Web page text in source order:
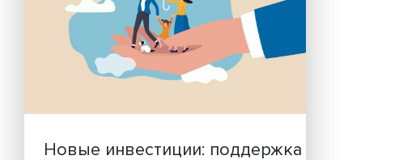
свыше
–
тыс.
исследования в области
биомедицины